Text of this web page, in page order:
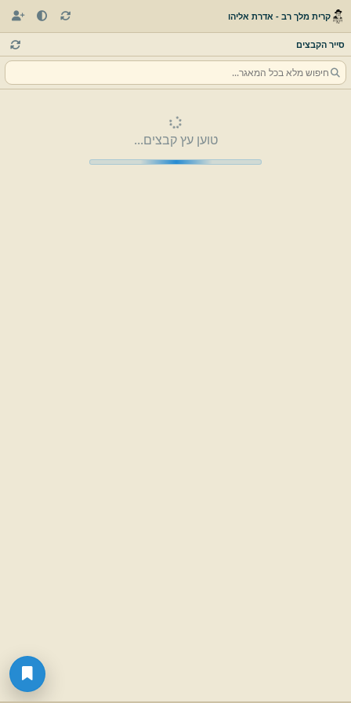
קרית מלך רב - אדרת אליהו
סייר הקבצים
טוען עץ קבצים...